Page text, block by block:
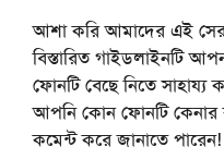
আশা করি আমাদের এই
বিস্তারিত গাইডলাইনটি
ফোনটি বেছে নিতে
আপনি কোন ফোনটি কেনার
কমেন্ট করে জানাতে পারেন!